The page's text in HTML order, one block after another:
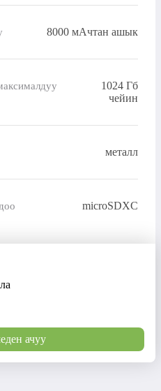
8000 мАчтан ашык
1024 Гб
чейин
металл
microSDXC
ачуу